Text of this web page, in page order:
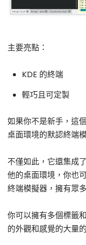
主要亮點：
KDE 的終端
輕巧且可定製
如果你不是新手，這
桌面環境的默認終端
不僅如此，它還集成
他的桌面環境，你也
終端模擬器，擁有眾
你可以擁有多個標籤
的外觀和感覺的大量